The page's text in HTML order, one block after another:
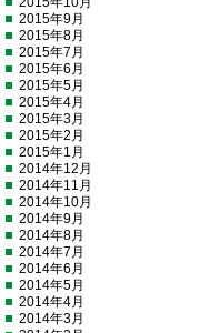
2015年9月
2015年8月
2015年7月
2015年6月
2015年5月
2015年4月
2015年3月
2015年2月
2015年1月
2014年12月
2014年11月
2014年10月
2014年9月
2014年8月
2014年7月
2014年6月
2014年5月
2014年4月
2014年3月